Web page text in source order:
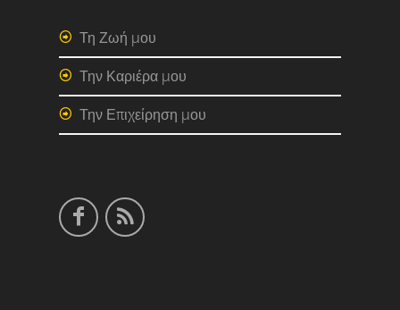
Τη Ζωή μου
Την Καριέρα μου
Την Επιχείρηση μου